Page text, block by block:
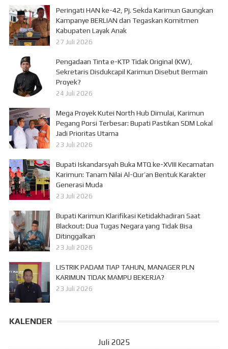
Peringati HAN ke-42, Pj. Sekda Karimun Gaungkan
Kampanye BERLIAN dan Tegaskan Komitmen
Kabupaten Layak Anak
27 Juli 2026
Pengadaan Tinta e-KTP Tidak Original (KW),
Sekretaris Disdukcapil Karimun Disebut Bermain
Proyek?
24 Juli 2026
Mega Proyek Kutei North Hub Dimulai, Karimun
Pegang Porsi Terbesar: Bupati Pastikan SDM Lokal
Jadi Prioritas Utama
23 Juli 2026
Bupati Iskandarsyah Buka MTQ ke-XVIII Kecamatan
Karimun: Tanam Nilai Al-Qur’an Bentuk Karakter
Generasi Muda
23 Juli 2026
Bupati Karimun Klarifikasi Ketidakhadiran Saat
Blackout: Dua Tugas Negara yang Tidak Bisa
Ditinggalkan
23 Juli 2026
LISTRIK PADAM TIAP TAHUN, MANAGER PLN
KARIMUN TIDAK MAMPU BEKERJA?
23 Juli 2026
KALENDER
Juli 2025